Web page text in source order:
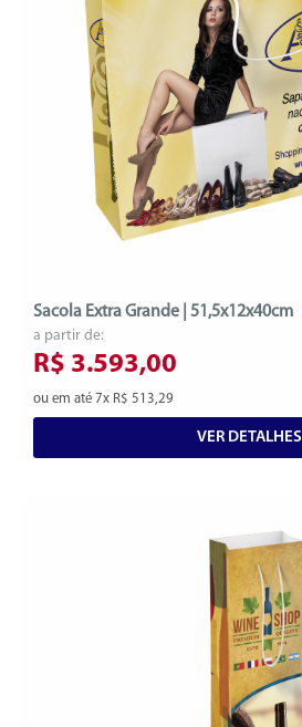
Sacola Extra Grande | 51,5x12x40cm
a partir de:
R$ 3.593,00
ou em até 7x R$ 513,29
VER DETALHES